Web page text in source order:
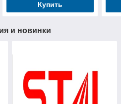
Купить
и новинки